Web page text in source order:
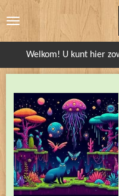
direct
Welkom! U kunt hier